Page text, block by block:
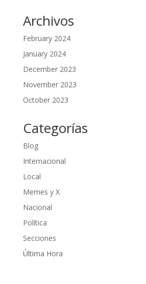
Archivos
February 2024
January 2024
December 2023
November 2023
October 2023
Categorías
Blog
Internacional
Local
Memes y X
Nacional
Política
Secciones
Última Hora